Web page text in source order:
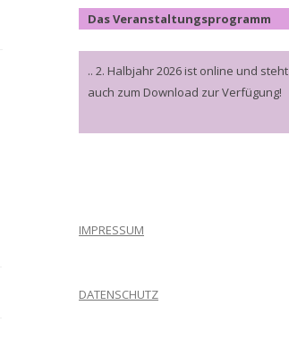
Das Veranstaltungsprogramm
.. 2. Halbjahr 2026 ist online und steht
auch zum Download zur Verfügung!
IMPRESSUM
DATENSCHUTZ